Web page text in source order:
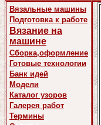
Вязальные машины
Подготовка к работе
Вязание на
машине
Сборка,оформление
Готовые технологии
Банк идей
Модели
Каталог узоров
Галерея работ
Термины